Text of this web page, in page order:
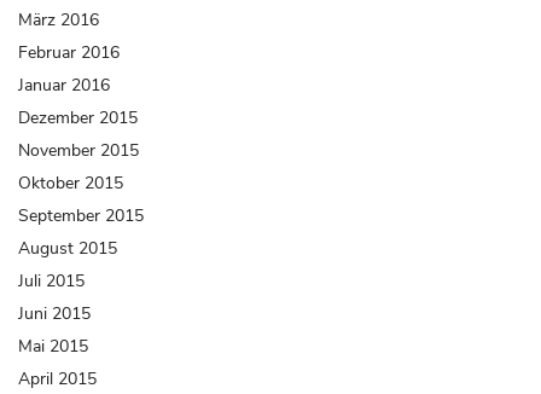
März 2016
Februar 2016
Januar 2016
Dezember 2015
November 2015
Oktober 2015
September 2015
August 2015
Juli 2015
Juni 2015
Mai 2015
April 2015